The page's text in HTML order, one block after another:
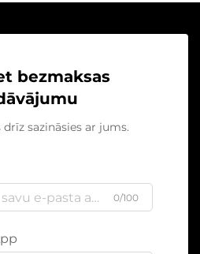
bezmaksas
sazināsies ar jums.
0/100